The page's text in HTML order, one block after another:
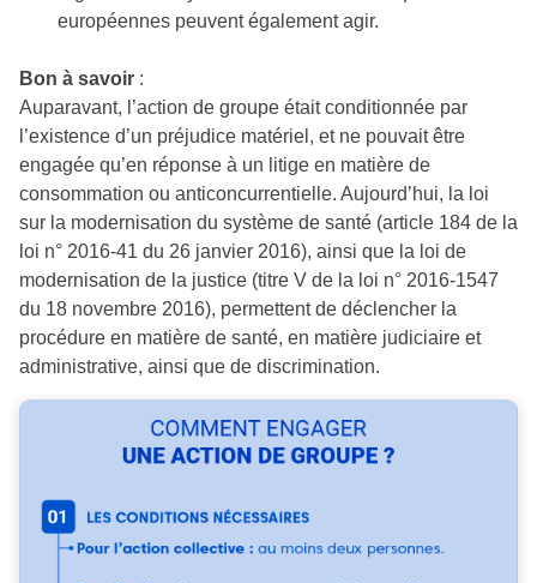
européennes peuvent également agir.
Bon à savoir :
Auparavant, l’action de groupe était conditionnée par
l’existence d’un préjudice matériel, et ne pouvait être
engagée qu’en réponse à un litige en matière de
consommation ou anticoncurrentielle. Aujourd’hui, la loi
sur la modernisation du système de santé (article 184 de la
loi n° 2016-41 du 26 janvier 2016), ainsi que la loi de
modernisation de la justice (titre V de la loi n° 2016-1547
du 18 novembre 2016), permettent de déclencher la
procédure en matière de santé, en matière judiciaire et
administrative, ainsi que de discrimination.